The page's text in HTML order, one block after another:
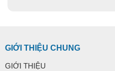
GIỚI THIỆU CHUNG
GIỚI THIỆU